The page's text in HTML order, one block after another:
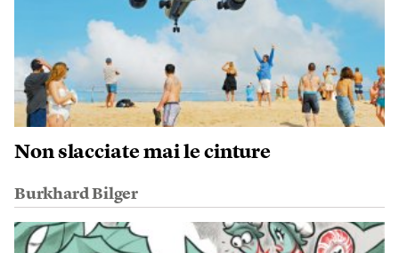
Non slacciate mai le cinture
Burkhard Bilger